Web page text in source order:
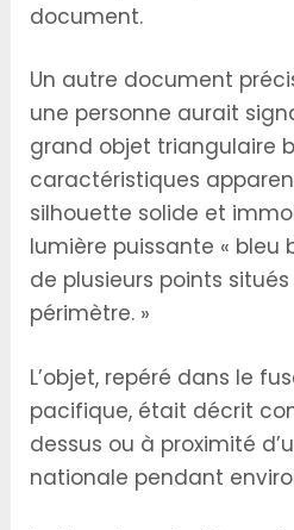
document.
Un autre document
une personne aurait
grand objet triangulaire
caractéristiques
silhouette solide et
lumière puissante « bleu
de plusieurs points
périmètre. »
L’objet, repéré dans le
pacifique, était décrit
dessus ou à proximité
nationale pendant